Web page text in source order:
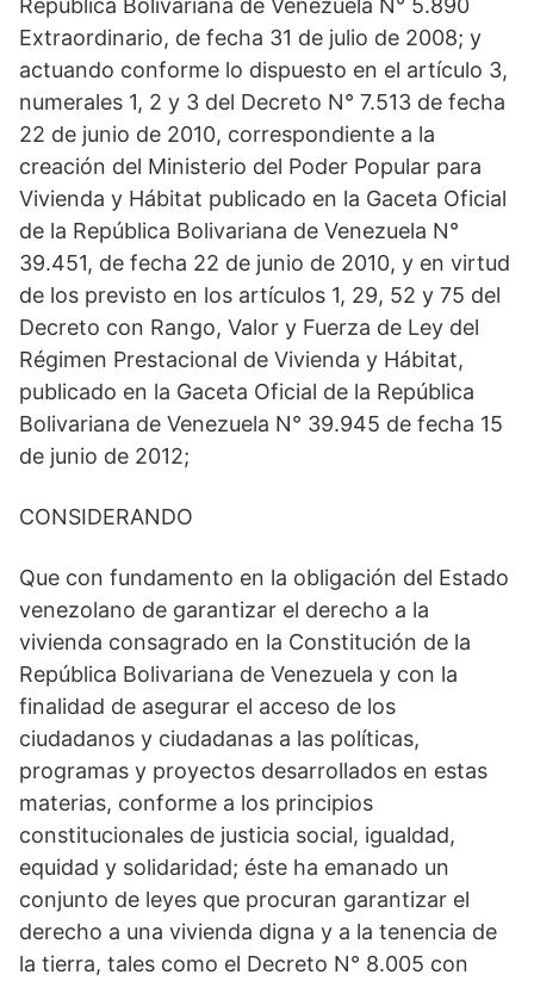
Extraordinario, de fecha 31 de julio de 2008; y
actuando conforme lo dispuesto en el artículo 3,
numerales 1, 2 y 3 del Decreto N° 7.513 de fecha
22 de junio de 2010, correspondiente a la
creación del Ministerio del Poder Popular para
Vivienda y Hábitat publicado en la Gaceta Oficial
de la República Bolivariana de Venezuela N°
39.451, de fecha 22 de junio de 2010, y en virtud
de los previsto en los artículos 1, 29, 52 y 75 del
Decreto con Rango, Valor y Fuerza de Ley del
Régimen Prestacional de Vivienda y Hábitat,
publicado en la Gaceta Oficial de la República
Bolivariana de Venezuela N° 39.945 de fecha 15
de junio de 2012;
CONSIDERANDO
Que con fundamento en la obligación del Estado
venezolano de garantizar el derecho a la
vivienda consagrado en la Constitución de la
República Bolivariana de Venezuela y con la
finalidad de asegurar el acceso de los
ciudadanos y ciudadanas a las políticas,
programas y proyectos desarrollados en estas
materias, conforme a los principios
constitucionales de justicia social, igualdad,
equidad y solidaridad; éste ha emanado un
conjunto de leyes que procuran garantizar el
derecho a una vivienda digna y a la tenencia de
la tierra, tales como el Decreto N° 8.005 con